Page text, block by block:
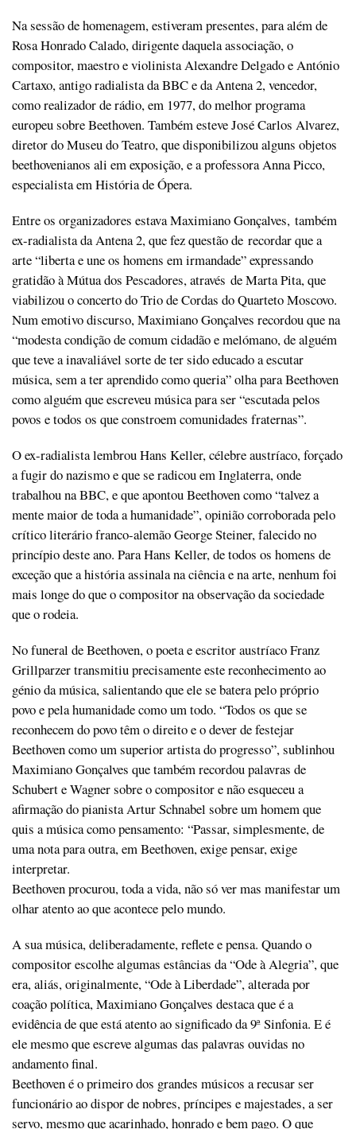
Na sessão de homenagem, estiveram presentes, para além de
Rosa Honrado Calado, dirigente daquela associação, o
compositor, maestro e violinista Alexandre Delgado e António
Cartaxo, antigo radialista da BBC e da Antena 2, vencedor,
como realizador de rádio, em 1977, do melhor programa
europeu sobre Beethoven. Também esteve José Carlos Alvarez,
diretor do Museu do Teatro, que disponibilizou alguns objetos
beethovenianos ali em exposição, e a professora Anna Picco,
especialista em História de Ópera.
Entre os organizadores estava Maximiano Gonçalves, também
ex-radialista da Antena 2, que fez questão de recordar que a
arte “liberta e une os homens em irmandade” expressando
gratidão à Mútua dos Pescadores, através de Marta Pita, que
viabilizou o concerto do Trio de Cordas do Quarteto Moscovo.
Num emotivo discurso, Maximiano Gonçalves recordou que na
“modesta condição de comum cidadão e melómano, de alguém
que teve a inavaliável sorte de ter sido educado a escutar
música, sem a ter aprendido como queria” olha para Beethoven
como alguém que escreveu música para ser “escutada pelos
povos e todos os que constroem comunidades fraternas”.
O ex-radialista lembrou Hans Keller, célebre austríaco, forçado
a fugir do nazismo e que se radicou em Inglaterra, onde
trabalhou na BBC, e que apontou Beethoven como “talvez a
mente maior de toda a humanidade”, opinião corroborada pelo
crítico literário franco-alemão George Steiner, falecido no
princípio deste ano. Para Hans Keller, de todos os homens de
exceção que a história assinala na ciência e na arte, nenhum foi
mais longe do que o compositor na observação da sociedade
que o rodeia.
No funeral de Beethoven, o poeta e escritor austríaco Franz
Grillparzer transmitiu precisamente este reconhecimento ao
génio da música, salientando que ele se batera pelo próprio
povo e pela humanidade como um todo. “Todos os que se
reconhecem do povo têm o direito e o dever de festejar
Beethoven como um superior artista do progresso”, sublinhou
Maximiano Gonçalves que também recordou palavras de
Schubert e Wagner sobre o compositor e não esqueceu a
afirmação do pianista Artur Schnabel sobre um homem que
quis a música como pensamento: “Passar, simplesmente, de
uma nota para outra, em Beethoven, exige pensar, exige
interpretar.
Beethoven procurou, toda a vida, não só ver mas manifestar um
olhar atento ao que acontece pelo mundo.
A sua música, deliberadamente, reflete e pensa. Quando o
compositor escolhe algumas estâncias da “Ode à Alegria”, que
era, aliás, originalmente, “Ode à Liberdade”, alterada por
coação política, Maximiano Gonçalves destaca que é a
evidência de que está atento ao significado da 9ª Sinfonia. E é
ele mesmo que escreve algumas das palavras ouvidas no
andamento final.
Beethoven é o primeiro dos grandes músicos a recusar ser
funcionário ao dispor de nobres, príncipes e majestades, a ser
servo, mesmo que acarinhado, honrado e bem pago. O que